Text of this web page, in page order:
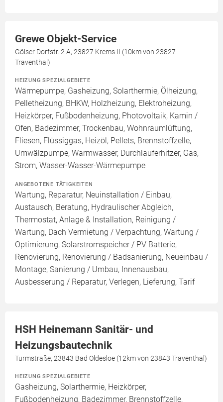
Grewe Objekt-Service
Gölser Dorfstr. 2 A, 23827 Krems II (10km von 23827
Traventhal)
HEIZUNG SPEZIALGEBIETE
Wärmepumpe, Gasheizung, Solarthermie, Ölheizung,
Pelletheizung, BHKW, Holzheizung, Elektroheizung,
Heizkörper, Fußbodenheizung, Photovoltaik, Kamin /
Ofen, Badezimmer, Trockenbau, Wohnraumlüftung,
Fliesen, Flüssiggas, Heizöl, Pellets, Brennstoffzelle,
Umwälzpumpe, Warmwasser, Durchlauferhitzer, Gas,
Strom, Wasser-Wasser-Wärmepumpe
ANGEBOTENE TÄTIGKEITEN
Wartung, Reparatur, Neuinstallation / Einbau,
Austausch, Beratung, Hydraulischer Abgleich,
Thermostat, Anlage & Installation, Reinigung /
Wartung, Dach Vermietung / Verpachtung, Wartung /
Optimierung, Solarstromspeicher / PV Batterie,
Renovierung, Renovierung / Badsanierung, Neueinbau /
Montage, Sanierung / Umbau, Innenausbau,
Ausbesserung / Reparatur, Verlegen, Lieferung, Tarif
HSH Heinemann Sanitär- und
Heizungsbautechnik
Turmstraße, 23843 Bad Oldesloe (12km von 23843 Traventhal)
HEIZUNG SPEZIALGEBIETE
Gasheizung, Solarthermie, Heizkörper,
Fußbodenheizung, Badezimmer, Brennstoffzelle,